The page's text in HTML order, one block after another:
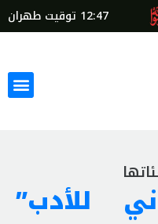
12:47 توقيت طهران
للأدب”